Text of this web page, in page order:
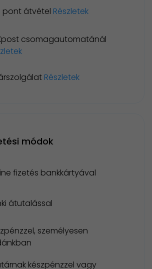
pont átvétel Részletek
csomagautomatánál
Részletek
módok
fizetés bankkártyával
átutalással
személyesen
készpénzzel vagy